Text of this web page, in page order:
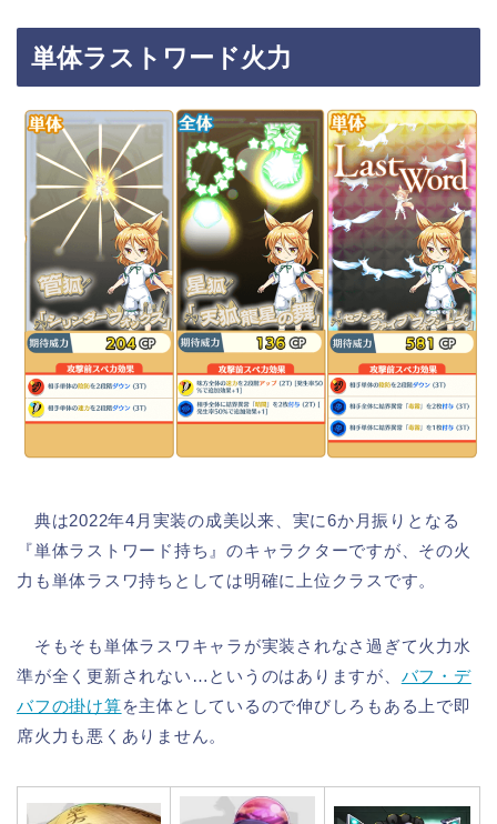
単体ラストワード火力
典は2022年4月実装の成美以来、実に6か月振りとなる
『単体ラストワード持ち』のキャラクターですが、その火
力も単体ラスワ持ちとしては明確に上位クラスです。
そもそも単体ラスワキャラが実装されなさ過ぎて火力水
準が全く更新されない…というのはありますが、 バフ・デ
バフの掛け算を主体としているので伸びしろもある上で即
席火力も悪くありません。